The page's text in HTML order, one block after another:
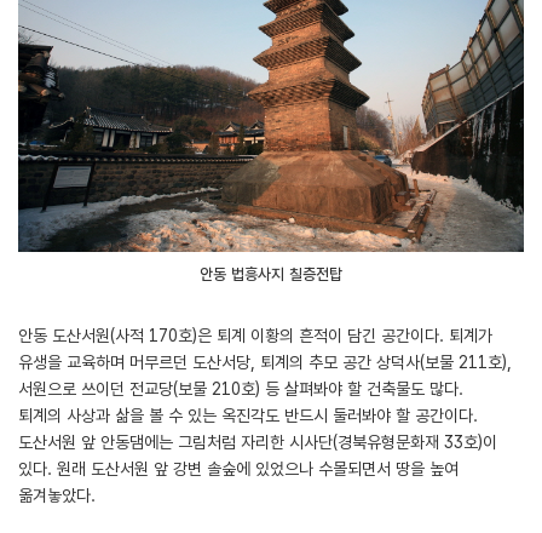
안동 법흥사지 칠층전탑
안동 도산서원(사적 170호)은 퇴계 이황의 흔적이 담긴 공간이다. 퇴계가
유생을 교육하며 머무르던 도산서당, 퇴계의 추모 공간 상덕사(보물 211호),
서원으로 쓰이던 전교당(보물 210호) 등 살펴봐야 할 건축물도 많다.
퇴계의 사상과 삶을 볼 수 있는 옥진각도 반드시 둘러봐야 할 공간이다.
도산서원 앞 안동댐에는 그림처럼 자리한 시사단(경북유형문화재 33호)이
있다. 원래 도산서원 앞 강변 솔숲에 있었으나 수몰되면서 땅을 높여
옮겨놓았다.